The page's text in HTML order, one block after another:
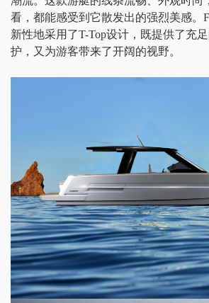
看，都能感受到它散发出的强烈美感。
新性地采用了T-Top设计，既提供了充
护，又为游客带来了开阔的视野。